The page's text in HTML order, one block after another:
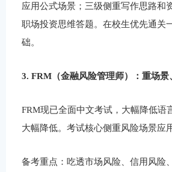
应用公式场景；三级侧重写作思路和
职场投资思维答题。在校生优先通关
础。
3. FRM（金融风险管理师）：重场景
FRM现已全面中文考试，大幅降低语
大幅降低。考试核心侧重风险场景应
备考重点：吃透市场风险、信用风险